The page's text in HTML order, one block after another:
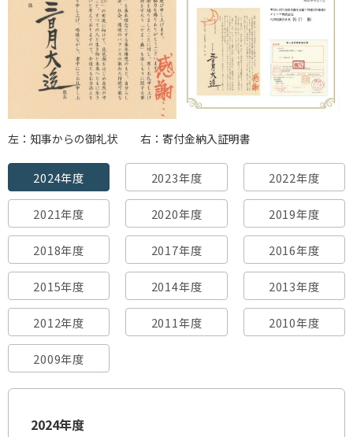
左：知事からの御礼状 右：寄付金納入証明書
2024年度 2023年度 2022年度
2021年度 2020年度 2019年度
2018年度 2017年度 2016年度
2015年度 2014年度 2013年度
2012年度 2011年度 2010年度
2009年度
2024年度